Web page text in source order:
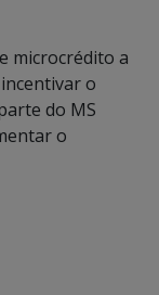
microcrédito a
o
do MS
o